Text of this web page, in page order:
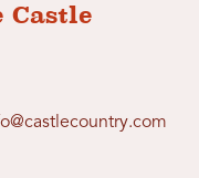
Castle